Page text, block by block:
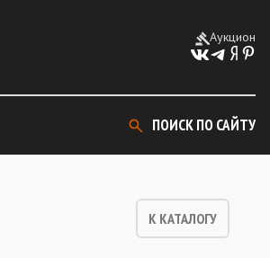
Аукцион
ПОИСК ПО САЙТУ
К КАТАЛОГУ